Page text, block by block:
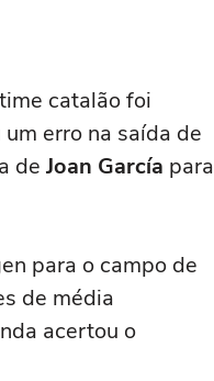
catalão foi
erro na saída de
de Joan García para
para o campo de
de média
acertou o